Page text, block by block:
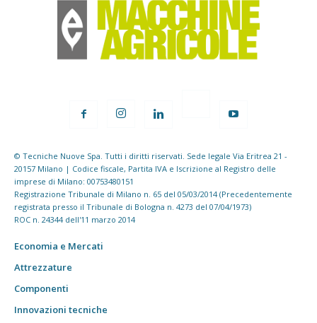
© Tecniche Nuove Spa. Tutti i diritti riservati. Sede legale Via Eritrea 21 -
20157 Milano | Codice fiscale, Partita IVA e Iscrizione al Registro delle
imprese di Milano: 00753480151
Registrazione Tribunale di Milano n. 65 del 05/03/2014 (Precedentemente
registrata presso il Tribunale di Bologna n. 4273 del 07/04/1973)
ROC n. 24344 dell'11 marzo 2014
Economia e Mercati
Attrezzature
Componenti
Innovazioni tecniche